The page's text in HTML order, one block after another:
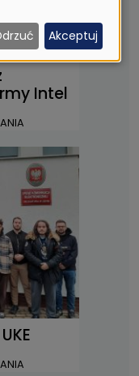
Intel
Akceptuj